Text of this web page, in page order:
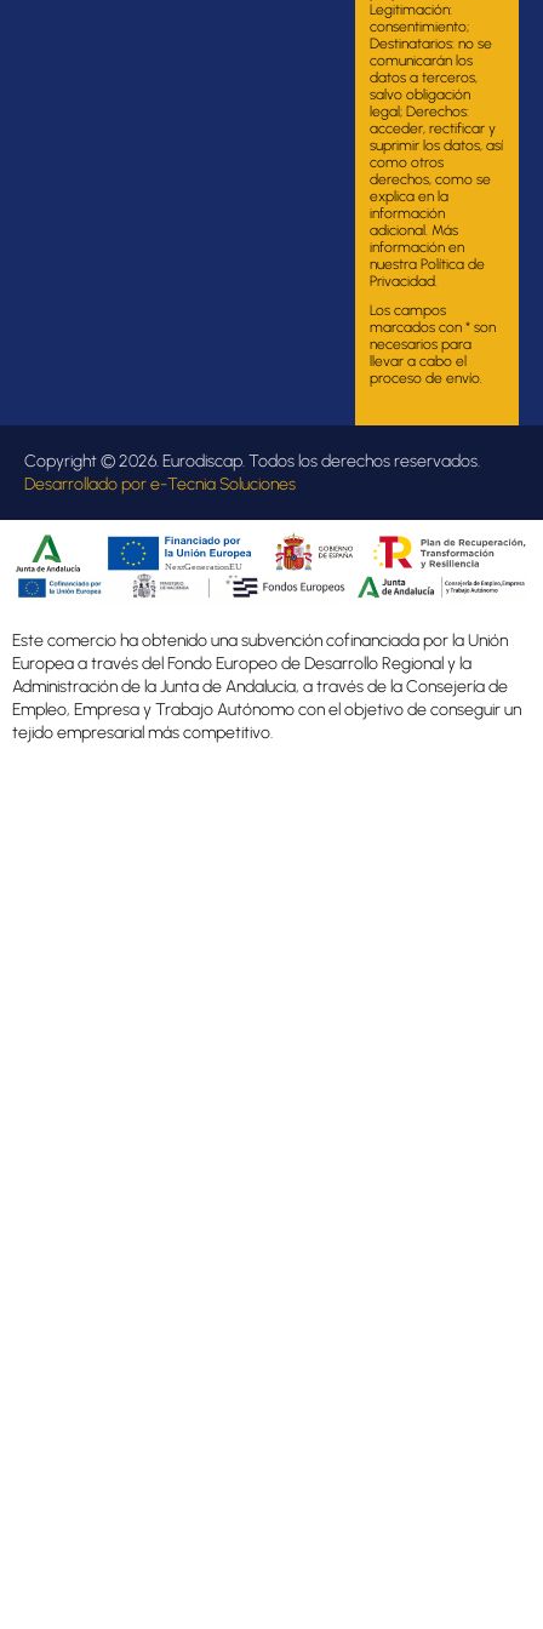
Legitimación:
consentimiento;
Destinatarios: no se
comunicarán los
datos a terceros,
salvo obligación
legal; Derechos:
acceder, rectificar y
suprimir los datos, así
como otros
derechos, como se
explica en la
información
adicional. Más
información en
nuestra Política de
Privacidad.
Los campos
marcados con * son
necesarios para
llevar a cabo el
proceso de envío.
Copyright © 2026. Eurodiscap. Todos los derechos reservados.
Desarrollado pore-Tecnia Soluciones
Este comercio ha obtenido una subvención cofinanciada por la Unión
Europea a través del Fondo Europeo de Desarrollo Regional y la
Administración de la Junta de Andalucía, a través de la Consejería de
Empleo, Empresa y Trabajo Autónomo con el objetivo de conseguir un
tejido empresarial más competitivo.